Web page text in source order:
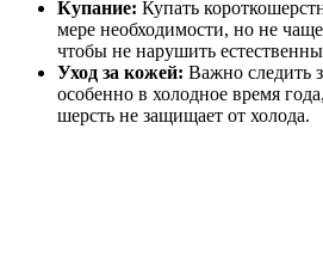
Купание: Купать
мере необходимости, но не
чтобы не нарушить
Уход за кожей: Важно следить
особенно в холодное время
шерсть не защищает от холода.